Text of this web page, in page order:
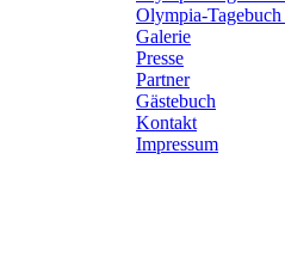
Olympia-
Galerie
Presse
Partner
Gästebuch
Kontakt
Impressum